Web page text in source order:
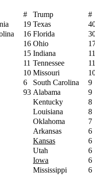
# Trump
#
19 Texas
16 Florida
16 Ohio
15 Indiana
11
11 Tennessee
11
10 Missouri
6 South Carolina
9
93 Alabama
9
Kentucky
8
Louisiana
8
Oklahoma
7
Arkansas
6
Kansas
6
Utah
6
Iowa
6
Mississippi
6